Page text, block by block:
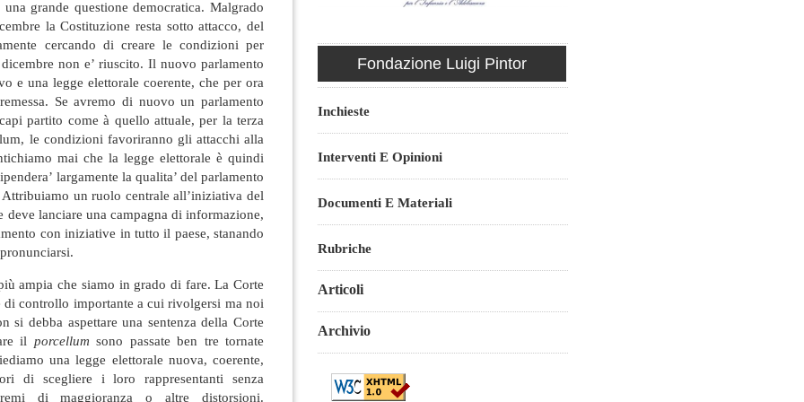
grande questione democratica. Malgrado
la Costituzione resta sotto attacco, del
cercando di creare le condizioni per
non e’ riuscito. Il nuovo parlamento
e una legge elettorale coerente, che per ora
Se avremo di nuovo un parlamento
partito come à quello attuale, per la terza
le condizioni favoriranno gli attacchi alla
mai che la legge elettorale è quindi
largamente la qualita’ del parlamento
Attribuiamo un ruolo centrale all’iniziativa del
deve lanciare una campagna di informazione,
con iniziative in tutto il paese, stanando
ampia che siamo in grado di fare. La Corte
di controllo importante a cui rivolgersi ma noi
si debba aspettare una sentenza della Corte
il porcellum sono passate ben tre tornate
una legge elettorale nuova, coerente,
di scegliere i loro rappresentanti senza
di maggioranza o altre distorsioni.
Fondazione Luigi Pintor
Inchieste
Interventi E Opinioni
Documenti E Materiali
Rubriche
Articoli
Archivio